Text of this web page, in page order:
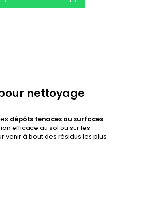
nettoyage
dépôts tenaces ou surfaces
efficace au sol ou sur les
venir à bout des résidus les plus